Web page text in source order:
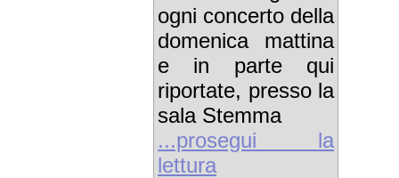
ogni concerto della
domenica mattina
e in parte qui
riportate, presso la
sala Stemma
...prosegui la
lettura